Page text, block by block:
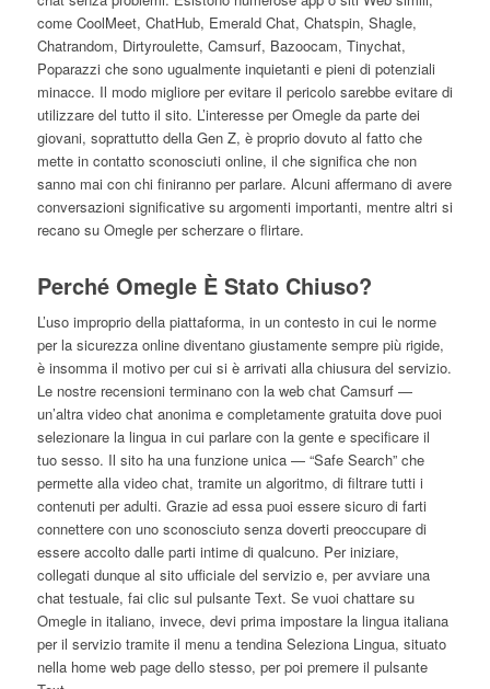
come CoolMeet, ChatHub, Emerald Chat, Chatspin, Shagle,
Chatrandom, Dirtyroulette, Camsurf, Bazoocam, Tinychat,
Poparazzi che sono ugualmente inquietanti e pieni di potenziali
minacce. Il modo migliore per evitare il pericolo sarebbe evitare di
utilizzare del tutto il sito. L’interesse per Omegle da parte dei
giovani, soprattutto della Gen Z, è proprio dovuto al fatto che
mette in contatto sconosciuti online, il che significa che non
sanno mai con chi finiranno per parlare. Alcuni affermano di avere
conversazioni significative su argomenti importanti, mentre altri si
recano su Omegle per scherzare o flirtare.
Perché Omegle È Stato Chiuso?
L’uso improprio della piattaforma, in un contesto in cui le norme
per la sicurezza online diventano giustamente sempre più rigide,
è insomma il motivo per cui si è arrivati alla chiusura del servizio.
Le nostre recensioni terminano con la web chat Camsurf —
un’altra video chat anonima e completamente gratuita dove puoi
selezionare la lingua in cui parlare con la gente e specificare il
tuo sesso. Il sito ha una funzione unica — “Safe Search” che
permette alla video chat, tramite un algoritmo, di filtrare tutti i
contenuti per adulti. Grazie ad essa puoi essere sicuro di farti
connettere con uno sconosciuto senza doverti preoccupare di
essere accolto dalle parti intime di qualcuno. Per iniziare,
collegati dunque al sito ufficiale del servizio e, per avviare una
chat testuale, fai clic sul pulsante Text. Se vuoi chattare su
Omegle in italiano, invece, devi prima impostare la lingua italiana
per il servizio tramite il menu a tendina Seleziona Lingua, situato
nella home web page dello stesso, per poi premere il pulsante